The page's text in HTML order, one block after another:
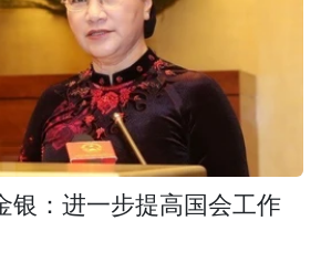
银：进一步提高国会工作